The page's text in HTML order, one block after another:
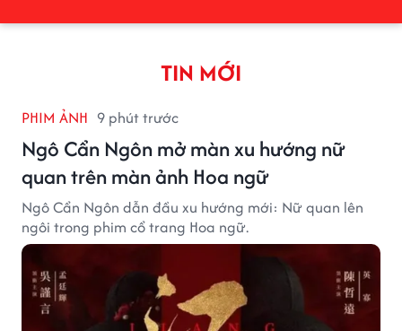
TIN MỚI
PHIM ẢNH 9 phút trước
Ngô Cẩn Ngôn mở màn xu hướng nữ
quan trên màn ảnh Hoa ngữ
Ngô Cẩn Ngôn dẫn đầu xu hướng mới: Nữ quan lên
ngôi trong phim cổ trang Hoa ngữ.